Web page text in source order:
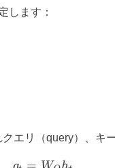
します：
エリ（query）、キ